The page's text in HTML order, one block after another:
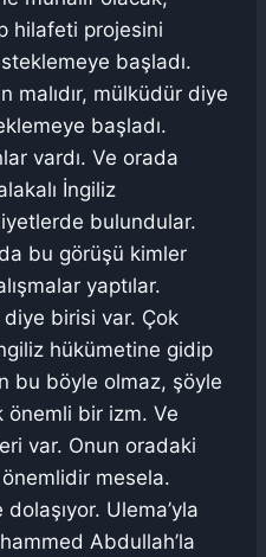
hilafeti projesini
başladı.
malıdır, mülküdür diye
başladı.
vardı. Ve orada
İngiliz
bulundular.
bu görüşü kimler
yaptılar.
birisi var. Çok
hükümetine gidip
bu böyle olmaz, şöyle
önemli bir izm. Ve
var. Onun oradaki
mesela.
Ulema’yla
Abdullah’la